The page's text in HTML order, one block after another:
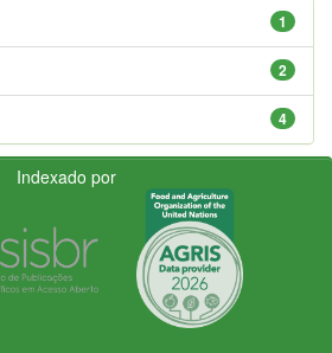
1
2
4
Indexado por